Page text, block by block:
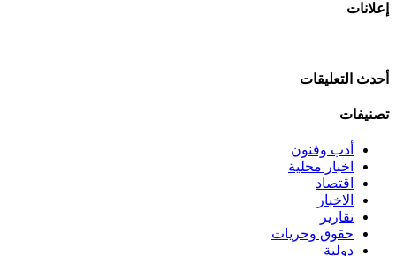
إعلانات
أحدث التعليقات
تصنيفات
أدب وفنون
اخبار محلية
اقتصاد
الاخبار
تقارير
حقوق وحريات
دولية